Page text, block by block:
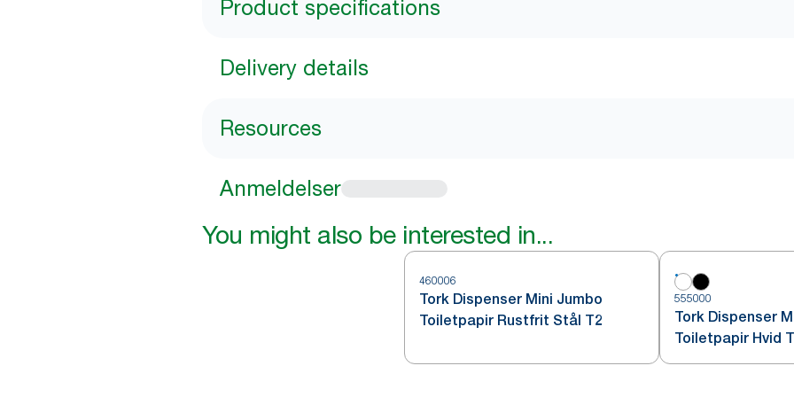
Product specifications
Delivery details
Resources
Anmeldelser
You might also be interested in...
460006
Tork Dispenser Mini Jumbo
Toiletpapir Rustfrit Stål T2
555000
Tork Dispenser
Toiletpapir Hvid